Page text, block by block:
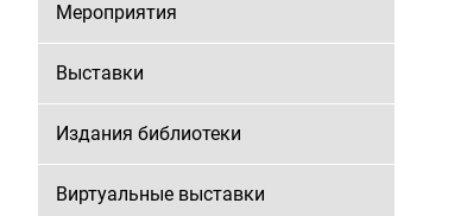
Мероприятия
Выставки
Издания библиотеки
Виртуальные выставки